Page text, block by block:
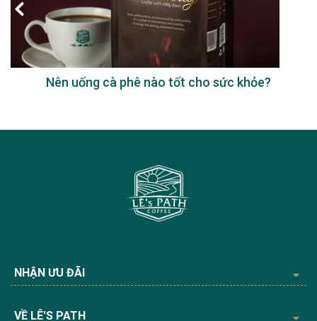
Nên uống cà phê nào tốt cho sức khỏe?
NHẬN ƯU ĐÃI
VỀ LÊ'S PATH